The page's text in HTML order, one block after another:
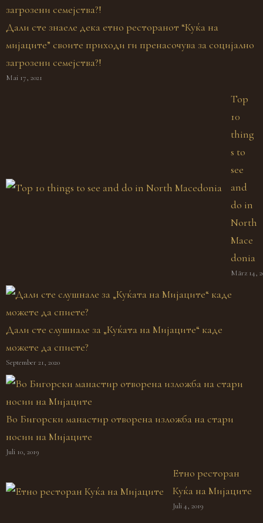
Дали сте знаеле дека етно ресторанот “Куќа на
мијаците” своите приходи ги пренасочува за социјално
загрозени семејства?!
Mai 17, 2021
Top
10
thing
s to
see
and
do in
North
Mace
donia
März 14,
Дали сте слушнале за „Куќата на Мијаците“ каде
можете да спиете?
September 21, 2020
Во Бигорски манастир отворена изложба на стари
носии на Мијаците
Juli 10, 2019
Етно ресторан
Куќа на Мијаците
Juli 4, 2019